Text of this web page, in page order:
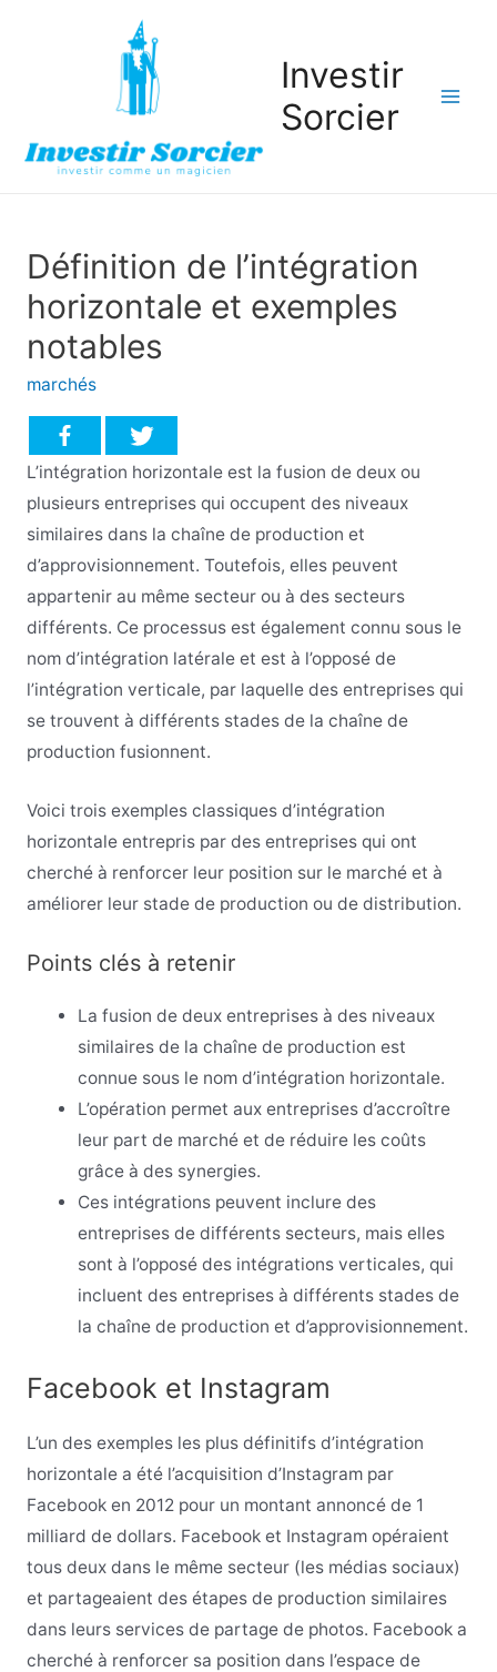
Investir
Sorcier
Définition de l’intégration
horizontale et exemples
notables
marchés
L’intégration horizontale est la fusion de deux ou
plusieurs entreprises qui occupent des niveaux
similaires dans la chaîne de production et
d’approvisionnement. Toutefois, elles peuvent
appartenir au même secteur ou à des secteurs
différents. Ce processus est également connu sous le
nom d’intégration latérale et est à l’opposé de
l’intégration verticale, par laquelle des entreprises qui
se trouvent à différents stades de la chaîne de
production fusionnent.
Voici trois exemples classiques d’intégration
horizontale entrepris par des entreprises qui ont
cherché à renforcer leur position sur le marché et à
améliorer leur stade de production ou de distribution.
Points clés à retenir
La fusion de deux entreprises à des niveaux
similaires de la chaîne de production est
connue sous le nom d’intégration horizontale.
L’opération permet aux entreprises d’accroître
leur part de marché et de réduire les coûts
grâce à des synergies.
Ces intégrations peuvent inclure des
entreprises de différents secteurs, mais elles
sont à l’opposé des intégrations verticales, qui
incluent des entreprises à différents stades de
la chaîne de production et d’approvisionnement.
Facebook et Instagram
L’un des exemples les plus définitifs d’intégration
horizontale a été l’acquisition d’Instagram par
Facebook en 2012 pour un montant annoncé de 1
milliard de dollars. Facebook et Instagram opéraient
tous deux dans le même secteur (les médias sociaux)
et partageaient des étapes de production similaires
dans leurs services de partage de photos. Facebook a
cherché à renforcer sa position dans l’espace de